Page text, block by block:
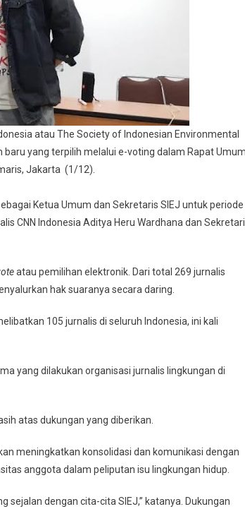
atau The Society of Indonesian Environmental
yang terpilih melalui e-voting dalam Rapat
Jakarta (1/12).
Ketua Umum dan Sekretaris SIEJ untuk periode
CNN Indonesia Aditya Heru Wardhana dan
atau pemilihan elektronik. Dari total 269 jurnalis
hak suaranya secara daring.
105 jurnalis di seluruh Indonesia, ini kali
yang dilakukan organisasi jurnalis lingkungan di
atas dukungan yang diberikan.
meningkatkan konsolidasi dan komunikasi dengan
anggota dalam peliputan isu lingkungan hidup.
sejalan dengan cita-cita SIEJ,” katanya. Dukungan